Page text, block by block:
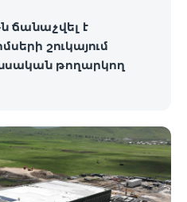
ն ճանաչվել է
շուկայում
թողարկող